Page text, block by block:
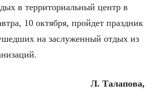
в территориальный центр в
10 октября, пройдет праздник
на заслуженный отдых из
Л. Талапова,